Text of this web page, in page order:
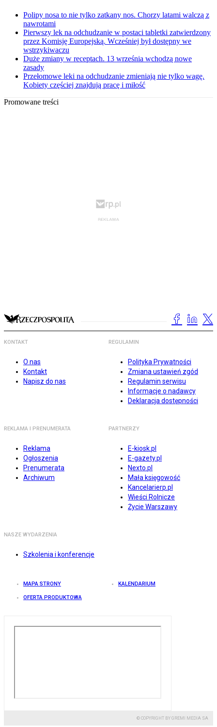
Polipy nosa to nie tylko zatkany nos. Chorzy latami walczą z
nawrotami
Pierwszy lek na odchudzanie w postaci tabletki zatwierdzony
przez Komisję Europejską. Wcześniej był dostępny we
wstrzykiwaczu
Duże zmiany w receptach. 13 września wchodzą nowe
zasady
Przełomowe leki na odchudzanie zmieniają nie tylko wagę.
Kobiety częściej znajdują pracę i miłość
Promowane treści
KONTAKT
O nas
Kontakt
Napisz do nas
REGULAMIN
Polityka Prywatności
Zmiana ustawień zgód
Regulamin serwisu
Informacje o nadawcy
Deklaracja dostępności
REKLAMA I PRENUMERATA
Reklama
Ogłoszenia
Prenumerata
Archiwum
PARTNERZY
E-kiosk.pl
E-gazety.pl
Nexto.pl
Mała księgowość
Kancelarierp.pl
Wieści Rolnicze
Życie Warszawy
NASZE WYDARZENIA
Szkolenia i konferencje
MAPA STRONY KALENDARIUM
OFERTA PRODUKTOWA
© COPYRIGHT BY GREMI MEDIA SA